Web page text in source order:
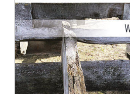
PARTITIONS POUR AUTRES
INSTRUMENTS
PARTITIONS POUR ENSEMBLES
AUTRES PRODUITS